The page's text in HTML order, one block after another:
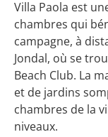
Villa Paola est
chambres qui
campagne, à
Jondal, où se
Beach Club. La
et de jardins
chambres de la
niveaux.